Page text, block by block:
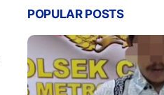
POPULAR POSTS